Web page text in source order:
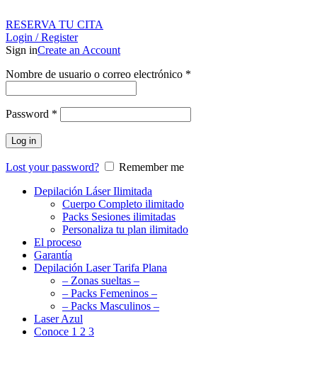
RESERVA TU CITA
Login / Register
Sign inCreate an Account
Nombre de usuario o correo electrónico *
Password *
Log in
Lost your password?
Remember me
Depilación Láser Ilimitada
Cuerpo Completo ilimitado
Packs Sesiones ilimitadas
Personaliza tu plan ilimitado
El proceso
Garantía
Depilación Laser Tarifa Plana
– Zonas sueltas –
– Packs Femeninos –
– Packs Masculinos –
Laser Azul
Conoce 1 2 3